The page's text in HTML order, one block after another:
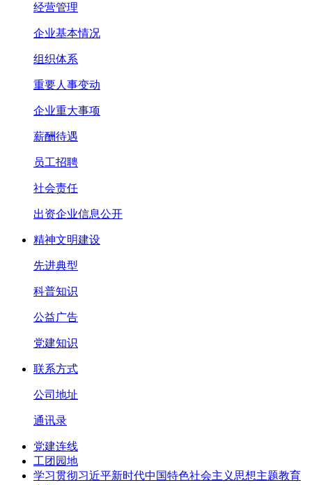
经营管理
企业基本情况
组织体系
重要人事变动
企业重大事项
薪酬待遇
员工招聘
社会责任
出资企业信息公开
精神文明建设
先进典型
科普知识
公益广告
党建知识
联系方式
公司地址
通讯录
党建连线
工团园地
学习贯彻习近平新时代中国特色社会主义思想主题教育